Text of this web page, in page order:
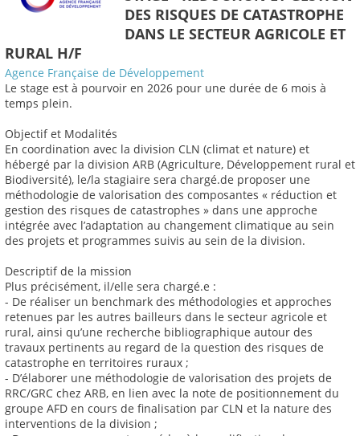
DES RISQUES DE CATASTROPHE
DANS LE SECTEUR AGRICOLE ET
RURAL H/F
Agence Française de Développement
Le stage est à pourvoir en 2026 pour une durée de 6 mois à
temps plein.
Objectif et Modalités
En coordination avec la division CLN (climat et nature) et
hébergé par la division ARB (Agriculture, Développement rural et
Biodiversité), le/la stagiaire sera chargé.de proposer une
méthodologie de valorisation des composantes « réduction et
gestion des risques de catastrophes » dans une approche
intégrée avec l’adaptation au changement climatique au sein
des projets et programmes suivis au sein de la division.
Descriptif de la mission
Plus précisément, il/elle sera chargé.e :
- De réaliser un benchmark des méthodologies et approches
retenues par les autres bailleurs dans le secteur agricole et
rural, ainsi qu’une recherche bibliographique autour des
travaux pertinents au regard de la question des risques de
catastrophe en territoires ruraux ;
- D’élaborer une méthodologie de valorisation des projets de
RRC/GRC chez ARB, en lien avec la note de positionnement du
groupe AFD en cours de finalisation par CLN et la nature des
interventions de la division ;